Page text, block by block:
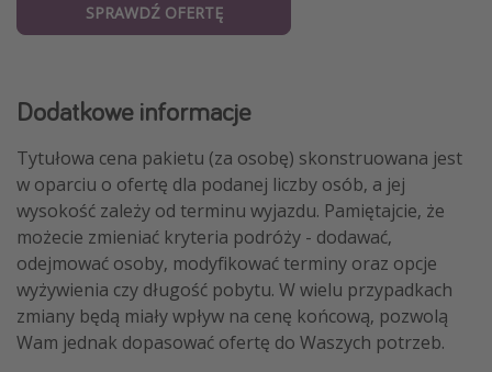
SPRAWDŹ OFERTĘ
Dodatkowe informacje
Tytułowa cena pakietu (za osobę) skonstruowana jest
w oparciu o ofertę dla podanej liczby osób, a jej
wysokość zależy od terminu wyjazdu. Pamiętajcie, że
możecie zmieniać kryteria podróży - dodawać,
odejmować osoby, modyfikować terminy oraz opcje
wyżywienia czy długość pobytu. W wielu przypadkach
zmiany będą miały wpływ na cenę końcową, pozwolą
Wam jednak dopasować ofertę do Waszych potrzeb.